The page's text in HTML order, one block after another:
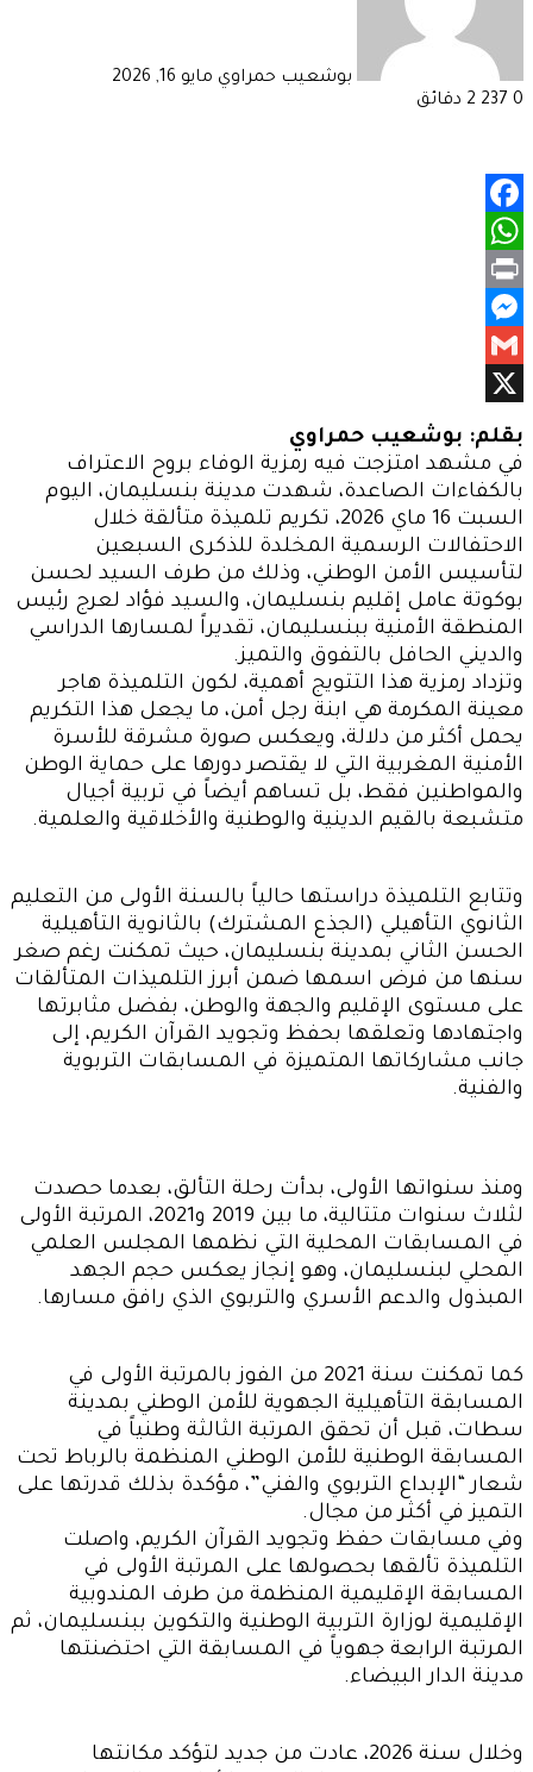
بوشعيب حمراوي مايو 16, 2026
0
2 دقائق
Facebook
WhatsApp
Print
Messenger
Gmail
بقلم: بوشعيب حمراوي
في مشهد امتزجت فيه رمزية الوفاء بروح الاعتراف
بالكفاءات الصاعدة، شهدت مدينة بنسليمان، اليوم
السبت 16 ماي 2026، تكريم تلميذة متألقة خلال
الاحتفالات الرسمية المخلدة للذكرى السبعين
لتأسيس الأمن الوطني، وذلك من طرف السيد لحسن
بوكوتة عامل إقليم بنسليمان، والسيد فؤاد لعرج رئيس
المنطقة الأمنية ببنسليمان، تقديراً لمسارها الدراسي
والديني الحافل بالتفوق والتميز.
وتزداد رمزية هذا التتويج أهمية، لكون التلميذة هاجر
معينة المكرمة هي ابنة رجل أمن، ما يجعل هذا التكريم
يحمل أكثر من دلالة، ويعكس صورة مشرقة للأسرة
الأمنية المغربية التي لا يقتصر دورها على حماية الوطن
والمواطنين فقط، بل تساهم أيضاً في تربية أجيال
متشبعة بالقيم الدينية والوطنية والأخلاقية والعلمية.
وتتابع التلميذة دراستها حالياً بالسنة الأولى من التعليم
الثانوي التأهيلي (الجذع المشترك) بالثانوية التأهيلية
الحسن الثاني بمدينة بنسليمان، حيث تمكنت رغم صغر
سنها من فرض اسمها ضمن أبرز التلميذات المتألقات
على مستوى الإقليم والجهة والوطن، بفضل مثابرتها
واجتهادها وتعلقها بحفظ وتجويد القرآن الكريم، إلى
جانب مشاركاتها المتميزة في المسابقات التربوية
والفنية.
ومنذ سنواتها الأولى، بدأت رحلة التألق، بعدما حصدت
لثلاث سنوات متتالية، ما بين 2019 و2021، المرتبة الأولى
في المسابقات المحلية التي نظمها المجلس العلمي
المحلي لبنسليمان، وهو إنجاز يعكس حجم الجهد
المبذول والدعم الأسري والتربوي الذي رافق مسارها.
كما تمكنت سنة 2021 من الفوز بالمرتبة الأولى في
المسابقة التأهيلية الجهوية للأمن الوطني بمدينة
سطات، قبل أن تحقق المرتبة الثالثة وطنياً في
المسابقة الوطنية للأمن الوطني المنظمة بالرباط تحت
شعار “الإبداع التربوي والفني”، مؤكدة بذلك قدرتها على
التميز في أكثر من مجال.
وفي مسابقات حفظ وتجويد القرآن الكريم، واصلت
التلميذة تألقها بحصولها على المرتبة الأولى في
المسابقة الإقليمية المنظمة من طرف المندوبية
الإقليمية لوزارة التربية الوطنية والتكوين ببنسليمان، ثم
المرتبة الرابعة جهوياً في المسابقة التي احتضنتها
مدينة الدار البيضاء.
وخلال سنة 2026، عادت من جديد لتؤكد مكانتها